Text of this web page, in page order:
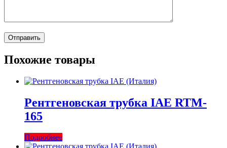
Похожие товары
Рентгеновская трубка IAE RTM-
165
Подробнее